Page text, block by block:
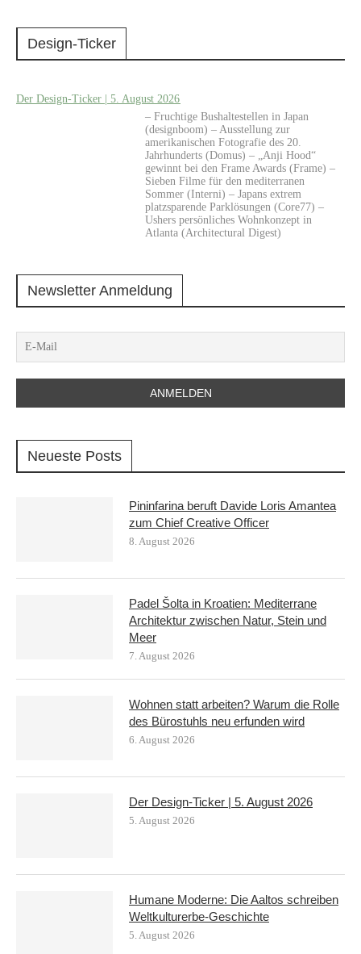
Design-Ticker
Der Design-Ticker | 5. August 2026
– Fruchtige Bushaltestellen in Japan
(designboom) – Ausstellung zur
amerikanischen Fotografie des 20.
Jahrhunderts (Domus) – „Anji Hood“
gewinnt bei den Frame Awards (Frame) –
Sieben Filme für den mediterranen
Sommer (Interni) – Japans extrem
platzsparende Parklösungen (Core77) –
Ushers persönliches Wohnkonzept in
Atlanta (Architectural Digest)
Newsletter Anmeldung
Neueste Posts
Pininfarina beruft Davide Loris Amantea
zum Chief Creative Officer
8. August 2026
Padel Šolta in Kroatien: Mediterrane
Architektur zwischen Natur, Stein und
Meer
7. August 2026
Wohnen statt arbeiten? Warum die Rolle
des Bürostuhls neu erfunden wird
6. August 2026
Der Design-Ticker | 5. August 2026
5. August 2026
Humane Moderne: Die Aaltos schreiben
Weltkulturerbe-Geschichte
5. August 2026